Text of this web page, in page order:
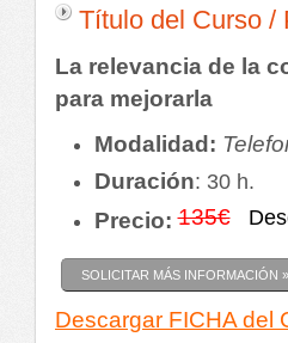
Título del Curso /
La relevancia de la
para mejorarla
Modalidad:
Duración: 30 h.
Precio:135€
SOLICITAR MÁS INFORMACIÓN »
Descargar FICHA del